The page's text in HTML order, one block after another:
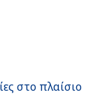
στο πλαίσιο